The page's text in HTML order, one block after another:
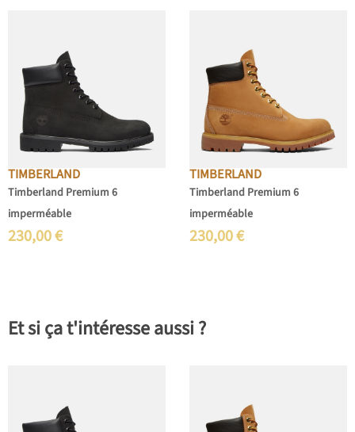
TIMBERLAND
Timberland Premium 6
imperméable
230,00€
TIMBERLAND
Timberland Premium 6
imperméable
230,00€
Et si ça t'intéresse aussi ?